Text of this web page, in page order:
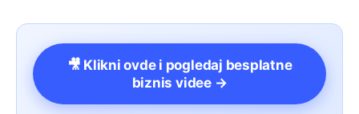
🎥 Klikni ovde i pogledaj besplatne
biznis videe →